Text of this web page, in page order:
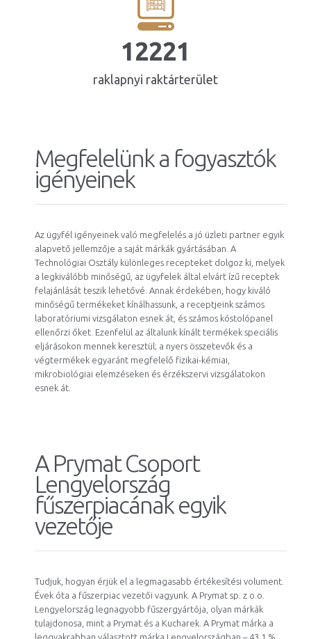
13736
raklapnyi raktárterület
Megfelelünk a fogyasztók
igényeinek
Az ügyfél igényeinek való megfelelés a jó üzleti partner egyik
alapvető jellemzője a saját márkák gyártásában. A
Technológiai Osztály különleges recepteket dolgoz ki, melyek
a legkiválóbb minőségű, az ügyfelek által elvárt ízű receptek
felajánlását teszik lehetővé. Annak érdekében, hogy kiváló
minőségű termékeket kínálhassunk, a receptjeink számos
laboratóriumi vizsgálaton esnek át, és számos kóstolópanel
ellenőrzi őket. Ezenfelül az általunk kínált termékek speciális
eljárásokon mennek keresztül; a nyers összetevők és a
végtermékek egyaránt megfelelő fizikai-kémiai,
mikrobiológiai elemzéseken és érzékszervi vizsgálatokon
esnek át.
A Prymat Csoport
Lengyelország
fűszerpiacának egyik
vezetője
Tudjuk, hogyan érjük el a legmagasabb értékesítési volument.
Évek óta a fűszerpiac vezetői vagyunk. A Prymat sp. z o.o.
Lengyelország legnagyobb fűszergyártója, olyan márkák
tulajdonosa, mint a Prymat és a Kucharek. A Prymat márka a
leggyakrabban választott márka Lengyelországban – 43,1 %